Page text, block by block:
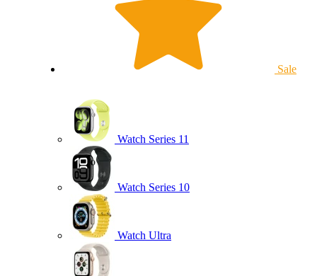
Sale
Watch Series 11
Watch Series 10
Watch Ultra